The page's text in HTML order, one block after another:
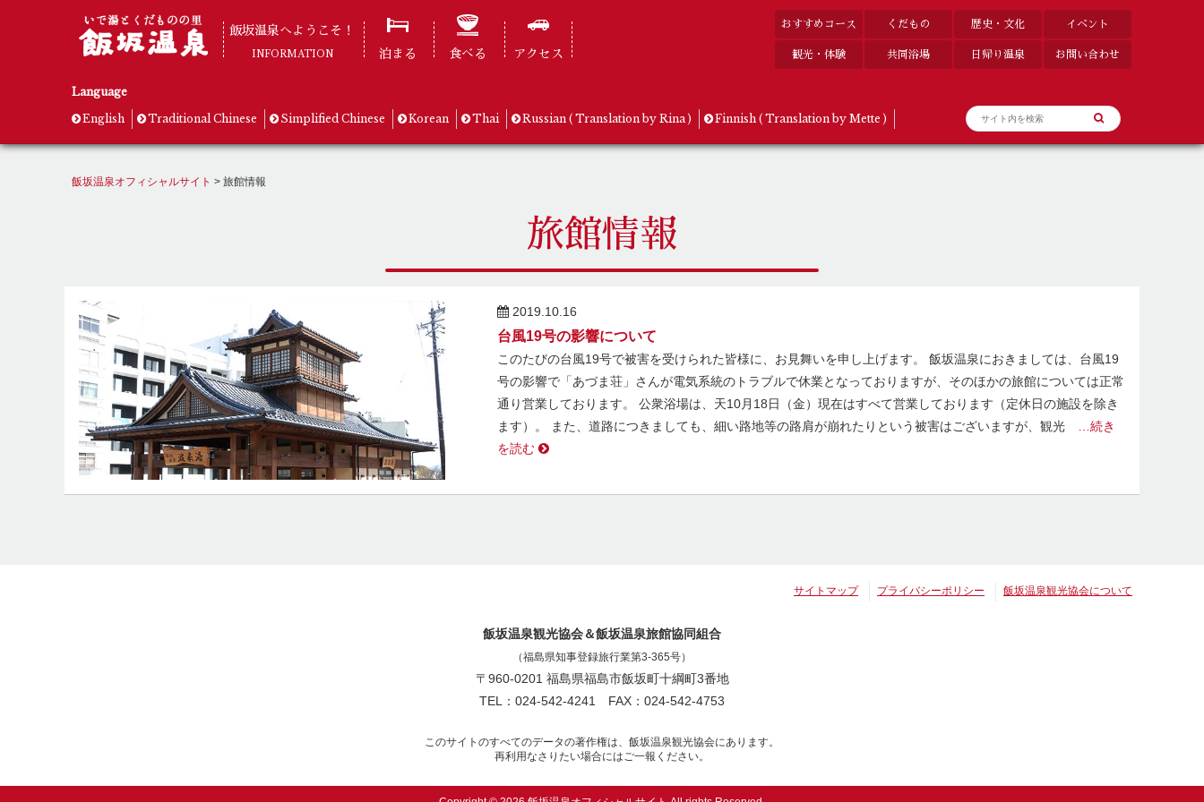
飯坂温泉へようこそ！
INFORMATION 泊まる 食べる アクセス
おすすめコース くだもの 歴史・文化 イベント
観光・体験 共同浴場 日帰り温泉 お問い合わせ
Language
English
Traditional Chinese Simplified Chinese Korean Thai Russian ( Translation by Rina ) Finnish ( Translation by Mette )
飯坂温泉オフィシャルサイト > 旅館情報
旅館情報
2019.10.16
台風19号の影響について
このたびの台風19号で被害を受けられた皆様に、お見舞いを申し上げます。 飯坂温泉におきましては、台風19
号の影響で「あづま荘」さんが電気系統のトラブルで休業となっておりますが、そのほかの旅館については正常
通り営業しております。 公衆浴場は、天10月18日（金）現在はすべて営業しております（定休日の施設を除き
ます）。 また、道路につきましても、細い路地等の路肩が崩れたりという被害はございますが、観光 …続き
を読む
サイトマップ プライバシーポリシー 飯坂温泉観光協会について
飯坂温泉観光協会＆飯坂温泉旅館協同組合
（福島県知事登録旅行業第3-365号）
〒960-0201 福島県福島市飯坂町十綱町3番地
TEL：024-542-4241 FAX：024-542-4753
このサイトのすべてのデータの著作権は、飯坂温泉観光協会にあります。
再利用なさりたい場合にはご一報ください。